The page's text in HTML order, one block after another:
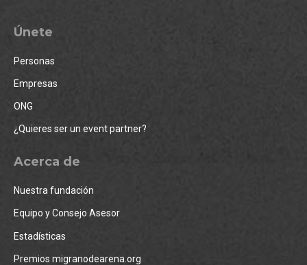
Únete
Personas
Empresas
ONG
¿Quieres ser un event partner?
Acerca de
Nuestra fundación
Equipo y Consejo Asesor
Estadísticas
Premios migranodearena.org